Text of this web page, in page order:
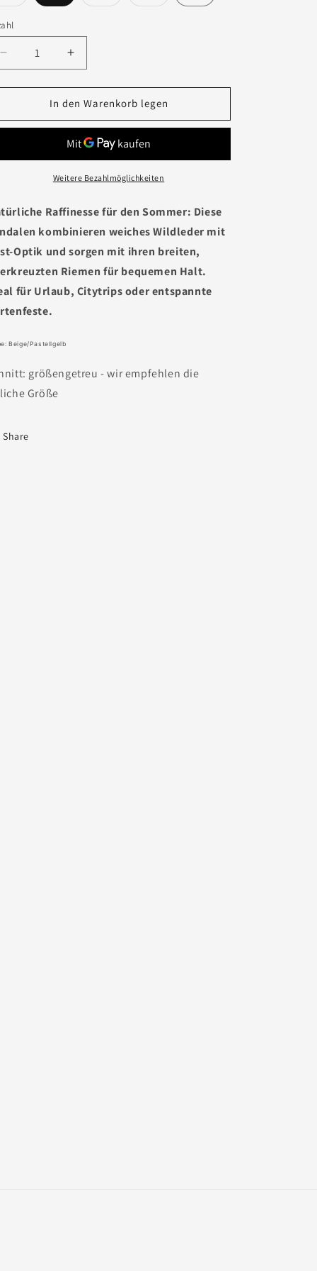
oder
nicht
Verringere
die
Menge
Sandalen
Erhöhe
die
Menge
für
Sandalen
In den Warenkorb legen
Weitere Bezahlmöglichkeiten
Raffinesse für den Sommer: Diese
kombinieren weiches Wildleder mit
Optik und sorgen mit ihren breiten,
Riemen für bequemen Halt.
für Urlaub, Citytrips oder entspannte
Beige/Pastellgelb
größengetreu - wir empfehlen die
Größe
Share